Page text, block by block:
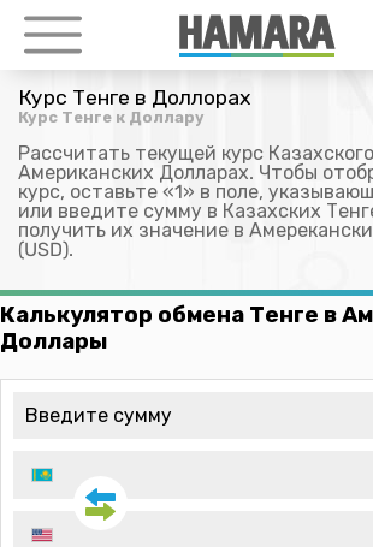
Курс Тенге в Доллорах
Курс Тенге к Доллару
Рассчитать текущей курс
Американских Долларах. Чтобы
курс, оставьте «1» в поле,
или введите сумму в Казахских
получить их значение в
(USD).
Калькулятор обмена Тенге в
Доллары